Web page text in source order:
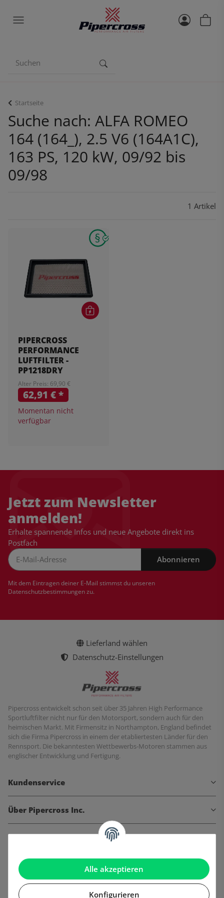
Alle akzeptieren
Konfigurieren
Startseite
Suche nach: ALFA ROMEO
164 (164_), 2.5 V6 (164A1C),
163 PS, 120 kW, 09/92 bis
09/98
1 Artikel
PIPERCROSS
PERFORMANCE
LUFTFILTER -
PP1218DRY
Alter Preis: 69,90 €
62,91 €*
Momentan nicht
verfügbar
Jetzt zum Newsletter
anmelden!
Erhalte spannende Infos und neue Angebote direkt ins
Postfach
Abonnieren
Mit dem Eintragen deiner E-Mail stimmst du unseren
Datenschutzbestimmungenzu.
Lieferland wählen
Datenschutz-Einstellungen
Pipercross entwickelt schon seit über 35 Jahren High Performance
Sportluftfilter nicht nur für den Motorsport, sondern auch für den
heimischen Markt. Mit Firmensitz in Northampton, England befindet
sich die Firma Pipercross in einem der etabliertesten Länder für den
Rennsport. Die bekanntesten Wettbewerbs-Motoren stammen aus
englischer Entwicklung und Fertigung.
Kundenservice
Über Pipercross Inc.
Informationen
Gesetzliche Informationen